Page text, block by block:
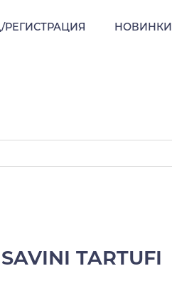
НОВИНКИ
РЕГИСТРАЦИЯ
TARTUFI